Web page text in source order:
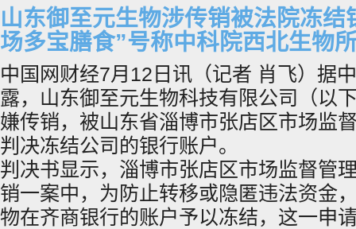
山东御至元生物涉传销被法院冻结
场多宝膳食”号称中科院西北生物
中国网财经7月12日讯（记者 肖飞）据
露，山东御至元生物科技有限公司（以
嫌传销，被山东省淄博市张店区市场监
判决冻结公司的银行账户。
判决书显示，淄博市张店区市场监督管
销一案中，为防止转移或隐匿违法资金
物在齐商银行的账户予以冻结，这一申